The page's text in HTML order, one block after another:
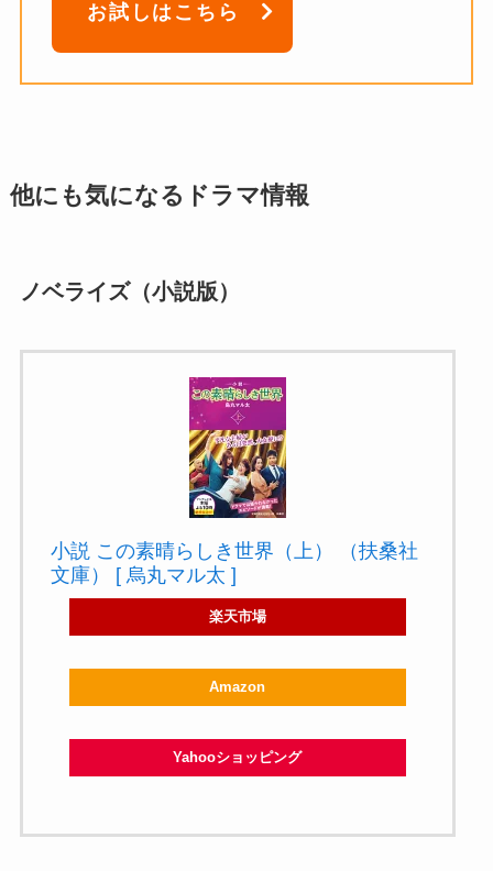
お試しはこちら
他にも気になるドラマ情報
ノベライズ（小説版）
小説 この素晴らしき世界（上） （扶桑社
文庫） [ 烏丸マル太 ]
楽天市場
Amazon
Yahooショッピング